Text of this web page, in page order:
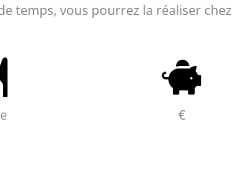
temps, vous pourrez la réaliser chez
€